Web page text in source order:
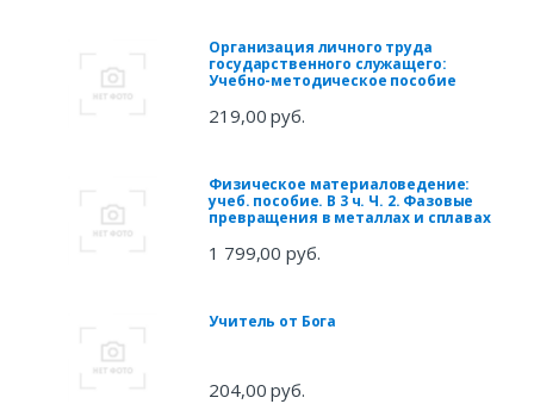
Организация личного труда
государственного служащего:
Учебно-методическое пособие
219,00 руб.
Физическое материаловедение:
учеб. пособие. В 3 ч. Ч. 2. Фазовые
превращения в металлах и сплавах
1 799,00 руб.
Учитель от Бога
204,00 руб.